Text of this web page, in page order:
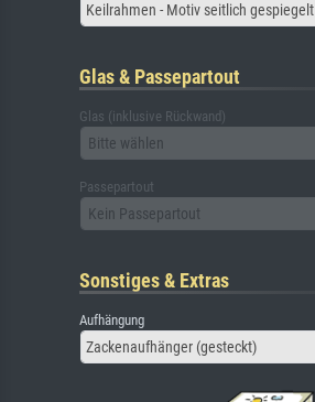
Keilrahmen - Motiv seitlich gespiegelt
Glas & Passepartout
Glas (inklusive Rückwand)
Bitte wählen
Passepartout
Kein Passepartout
Sonstiges & Extras
Aufhängung
Zackenaufhänger (gesteckt)